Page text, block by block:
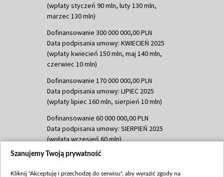
(wpłaty styczeń 90 mln, luty 130 mln,
marzec 130 mln)
Dofinansowanie 300 000 000,00 PLN
Data podpisania umowy: KWIECIEŃ 2025
(wpłaty kwiecień 150 mln, maj 140 mln,
czerwiec 10 mln)
Dofinansowanie 170 000 000,00 PLN
Data podpisania umowy: LIPIEC 2025
(wpłaty lipiec 160 mln, sierpień 10 mln)
Dofinansowanie 60 000 000,00 PLN
Data podpisania umowy: SIERPIEŃ 2025
(wpłata wrzesień 60 mln)
Dofinansowanie 635 783 051,21 PLN
Szanujemy Twoją prywatność
Kliknij "Akceptuję i przechodzę do serwisu", aby wyrazić zgody na